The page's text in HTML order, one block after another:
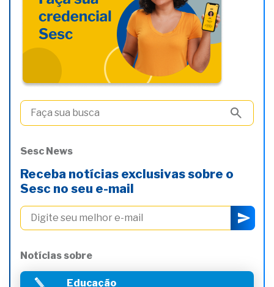
Sesc News
Receba notícias exclusivas sobre o
Sesc no seu e-mail
Notícias sobre
Educação